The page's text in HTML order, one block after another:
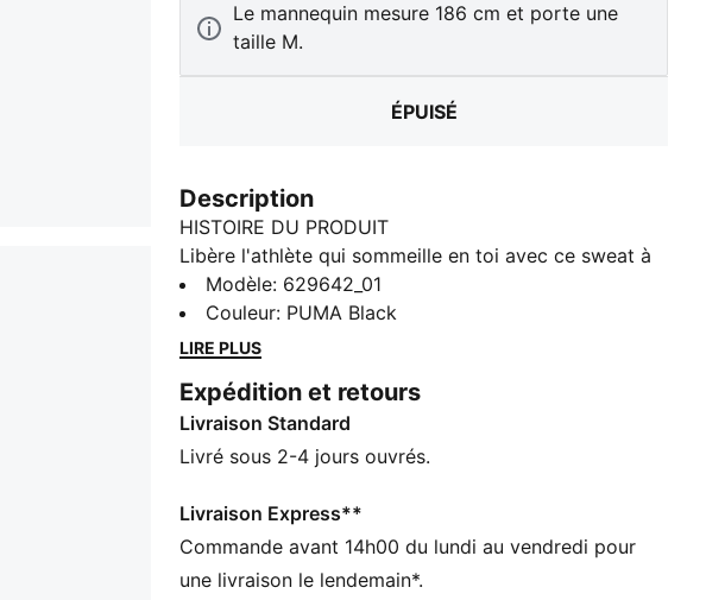
Le mannequin mesure 186 cm et porte une
taille M.
ÉPUISÉ
Description
HISTOIRE DU PRODUIT
Libère l'athlète qui sommeille en toi avec ce sweat à
capuche PUMA. Il présent des motifs audacieux en
semi-caoutchouc sur la poitrine et le dos, un cordon
de serrage ton sur ton et une poche kangourou. C’est
style et de confort à chaque foulée.
CARACTÉRISTIQUES + AVANTAGES
Confectionné avec un minimum de 20 % de coton
DÉTAILS
Coupe régulière
Tissu éponge
Modèle: 629642_01
Couleur: PUMA Black
LIRE PLUS
Expédition et retours
Livraison Standard
Livré sous 2-4 jours ouvrés.
Livraison Express**
Commande avant 14h00 du lundi au vendredi pour
une livraison le lendemain*.